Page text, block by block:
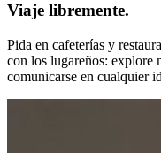
Viaje libremente.
Pida en cafeterías y
con los lugareños: explore
comunicarse en cualquier